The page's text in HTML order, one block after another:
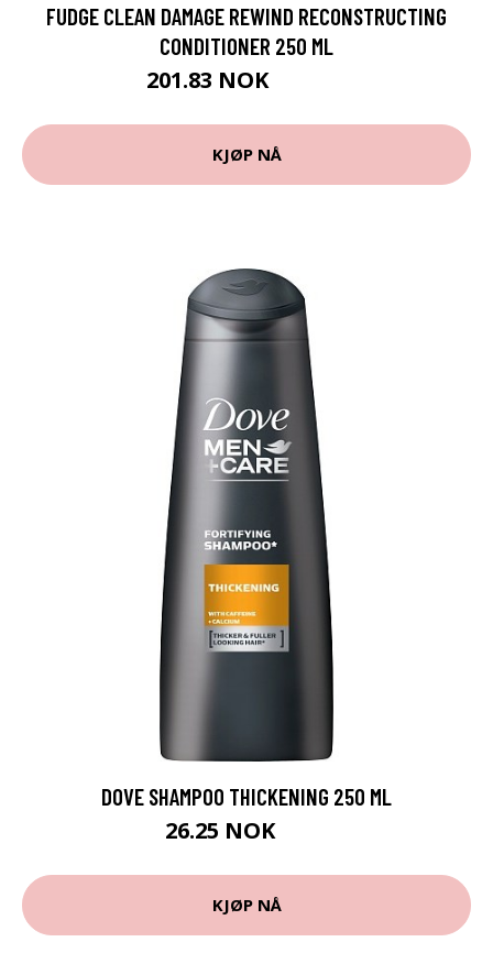
FUDGE CLEAN DAMAGE REWIND RECONSTRUCTING
CONDITIONER 250 ML
201.83 NOK
KJØP NÅ
DOVE SHAMPOO THICKENING 250 ML
26.25 NOK
KJØP NÅ